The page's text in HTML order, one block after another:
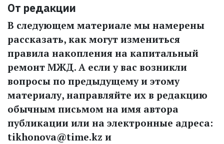
От редакции
В следующем материале мы намерены
рассказать, как могут измениться
правила накопления на капитальный
ремонт МЖД. А если у вас возникли
вопросы по предыдущему и этому
материалу, направляйте их в редакцию
обычным письмом на имя автора
публикации или на электронные адреса:
tikhonova@time.kz и